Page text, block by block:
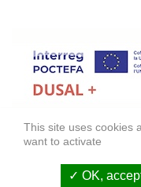
FONDS EUROPÉEN
This site uses cookies
want to activate
OK, accept